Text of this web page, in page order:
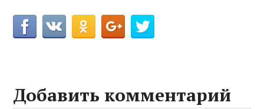
Добавить комментарий